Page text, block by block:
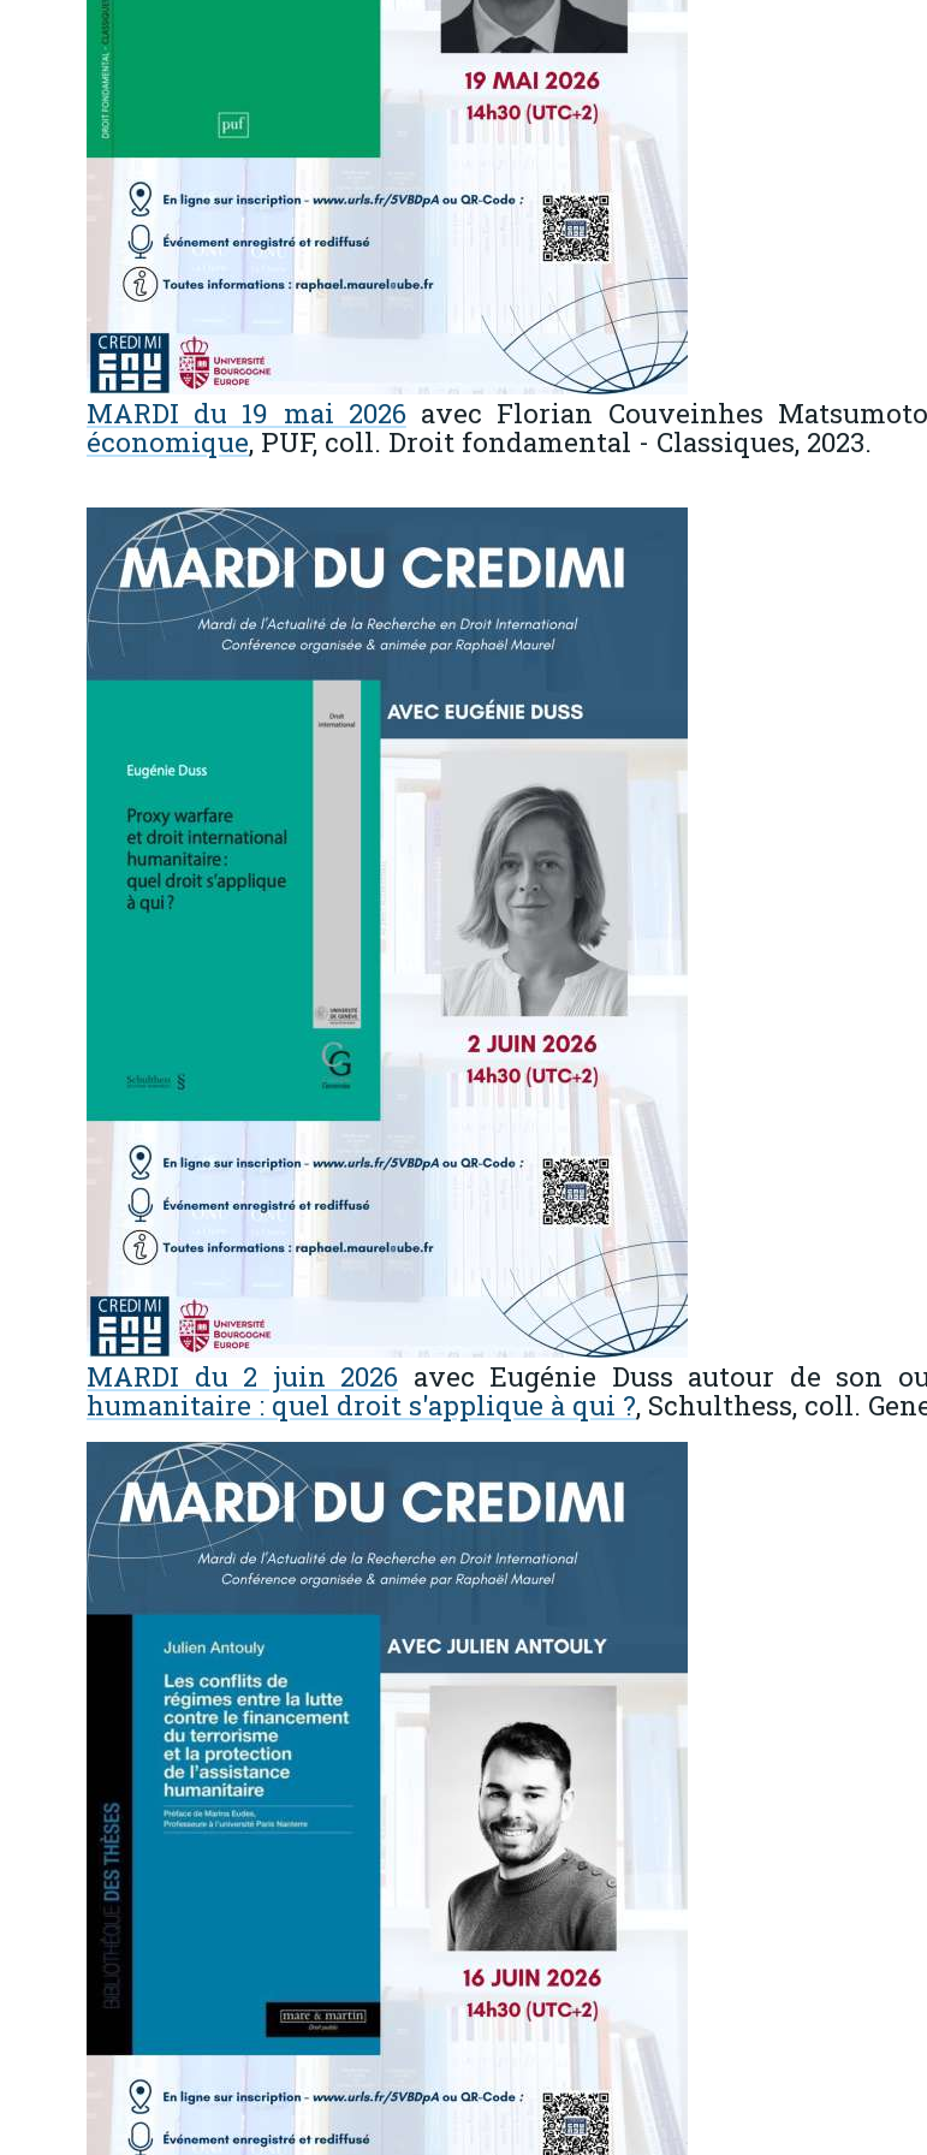
MARDI du 19 mai 2026avec Florian Couveinhes
économique, PUF, coll. Droit fondamental - Classiques, 2023.
MARDI du 2 juin 2026 avec Eugénie Duss autour de son
humanitaire : quel droit s'applique à qui ?, Schulthess, coll.